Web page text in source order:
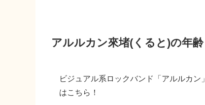
アルルカン來堵(くると)の年
ビジュアル系ロックバンド「アルルカ
はこちら！